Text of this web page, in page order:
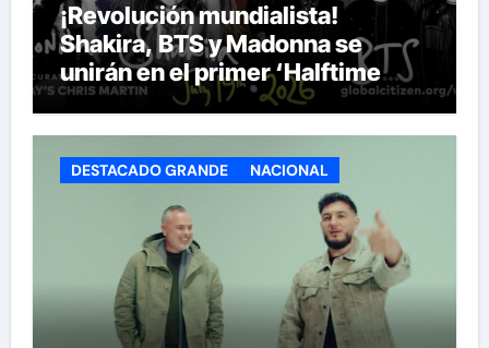
¡Revolución mundialista!
Shakira, BTS y Madonna se
unirán en el primer ‘Halftime
Show’ de la historia del Mundial
DESTACADO GRANDE NACIONAL